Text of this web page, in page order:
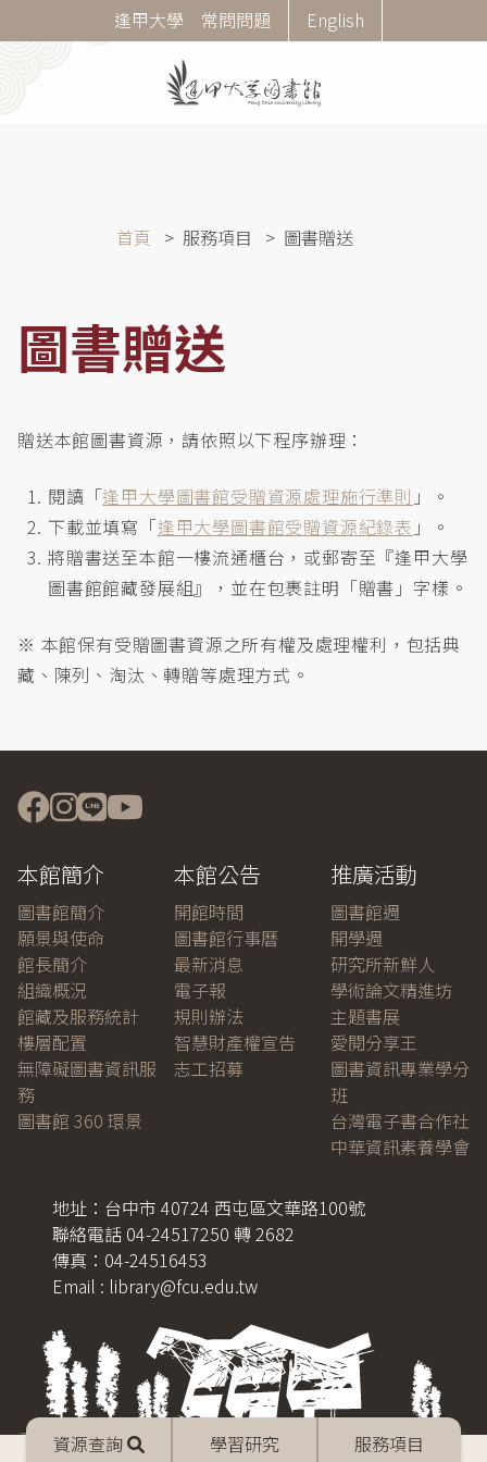
至
Corner
Menu
逢甲大學 常問問題 English
Mobile
menu資源查詢 學習研究 服務項目
首頁 服務項目 圖書贈送
圖書贈送
贈送本館圖書資源，請依照以下程序辦理：
閱讀「逢甲大學圖書館受贈資源處理施行準則 」。
下載並填寫「逢甲大學圖書館受贈資源紀錄表 」。
將贈書送至本館一樓流通櫃台，或郵寄至『逢甲大學
圖書館館藏發展組』，並在包裹註明「贈書」字樣。
※ 本館保有受贈圖書資源之所有權及處理權利，包括典
藏、陳列、淘汰、轉贈等處理方式。
本館簡介
圖書館簡介
願景與使命
館長簡介
組織概況
館藏及服務統計
樓層配置
無障礙圖書資訊服
務
圖書館 360 環景
本館公告
開館時間
圖書館行事曆
最新消息
電子報
規則辦法
智慧財產權宣告
志工招募
推廣活動
圖書館週
開學週
研究所新鮮人
學術論文精進坊
主題書展
愛閱分享王
圖書資訊專業學分
班
台灣電子書合作社
中華資訊素養學會
地址：台中市 40724 西屯區文華路100號
聯絡電話 04-24517250 轉 2682
傳真：04-24516453
Email : library@fcu.edu.tw